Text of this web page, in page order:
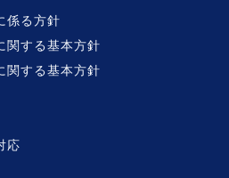
係る方針
関する基本方針
関する基本方針
応